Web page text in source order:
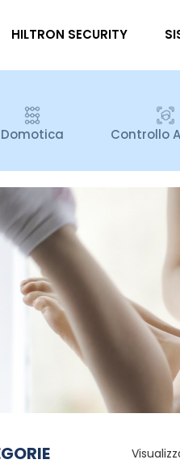
HILTRON SECURITY
Domotica Controllo